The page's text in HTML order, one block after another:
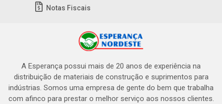
Notas Fiscais
A Esperança possui mais de 20 anos de experiência na
distribuição de materiais de construção e suprimentos para
indústrias. Somos uma empresa de gente do bem que trabalha
com afinco para prestar o melhor serviço aos nossos clientes.